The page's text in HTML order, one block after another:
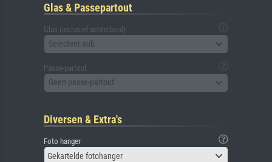
Glas & Passepartout
Glas (inclusief achterbord)
Selecteer aub
Passe-partout
Geen passe-partout
Diversen & Extra's
Foto hanger
Gekartelde fotohanger